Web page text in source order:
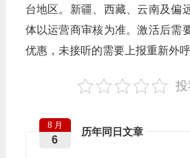
台地区。新疆、西藏、云南及偏
体以运营商审核为准。激活后需
优惠，未接听的需要上报重新外呼
历年同日文章
8 月
6